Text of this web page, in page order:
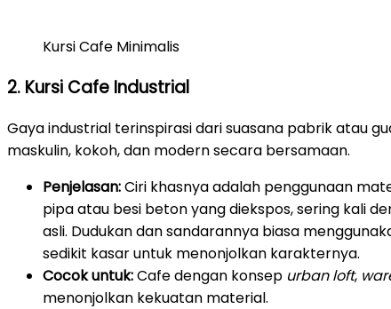
Kursi Cafe Minimalis
2. Kursi Cafe Industrial
Gaya industrial terinspirasi dari suasana pabrik atau
maskulin, kokoh, dan modern secara bersamaan.
Penjelasan:Ciri khasnya adalah penggunaan
pipa atau besi beton yang diekspos, sering kali
asli. Dudukan dan sandarannya biasa
sedikit kasar untuk menonjolkan karakternya.
Cocok untuk:Cafe dengan konsep urban loft,
menonjolkan kekuatan material.